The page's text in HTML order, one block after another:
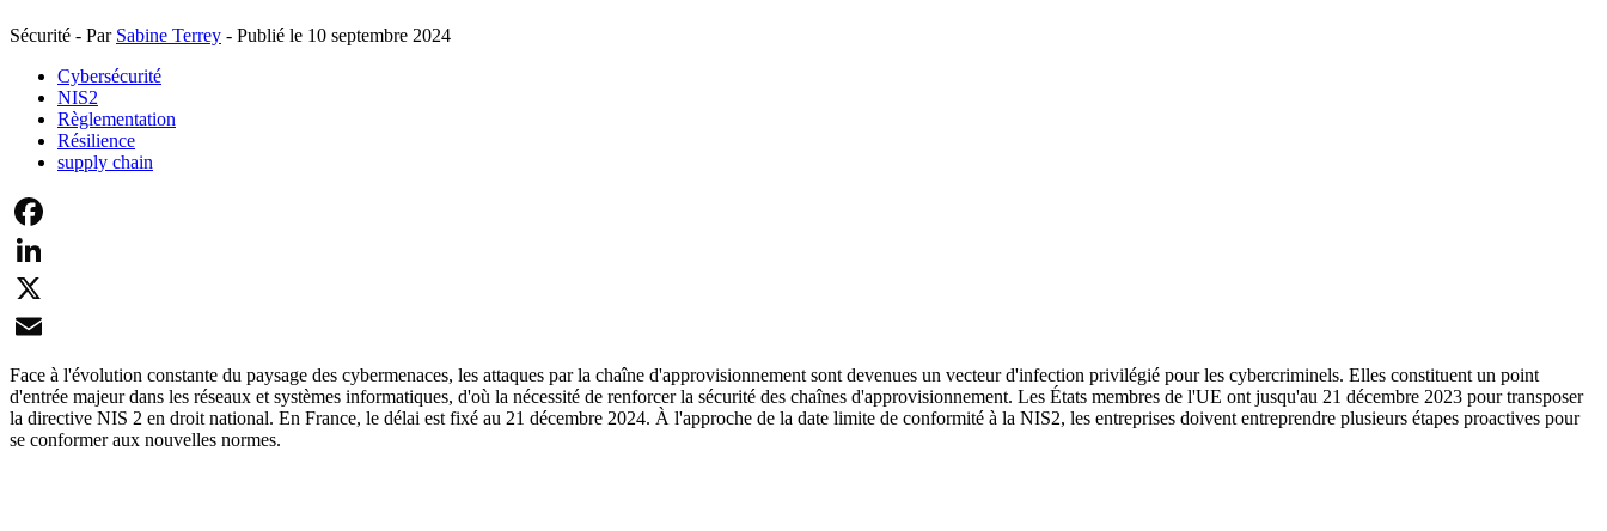
Sécurité - Par Sabine Terrey - Publié le 10 septembre 2024
Cybersécurité
NIS2
Règlementation
Résilience
supply chain
Facebook
LinkedIn
X
Email
Face à l'évolution constante du paysage des cybermenaces, les attaques par la chaîne d'approvisionnement sont devenues un vecteur d'infection privilégié pour les cybercriminels. Elles constituent un point
d'entrée majeur dans les réseaux et systèmes informatiques, d'où la nécessité de renforcer la sécurité des chaînes d'approvisionnement. Les États membres de l'UE ont jusqu'au 21 décembre 2023 pour transposer
la directive NIS 2 en droit national. En France, le délai est fixé au 21 décembre 2024. À l'approche de la date limite de conformité à la NIS2, les entreprises doivent entreprendre plusieurs étapes proactives pour
se conformer aux nouvelles normes.